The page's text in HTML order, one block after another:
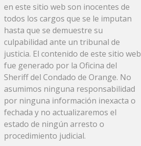
en este sitio web son inocentes de
todos los cargos que se le imputan
hasta que se demuestre su
culpabilidad ante un tribunal de
justicia. El contenido de este sitio web
fue generado por la Oficina del
Sheriff del Condado de Orange. No
asumimos ninguna responsabilidad
por ninguna información inexacta o
fechada y no actualizaremos el
estado de ningún arresto o
procedimiento judicial.